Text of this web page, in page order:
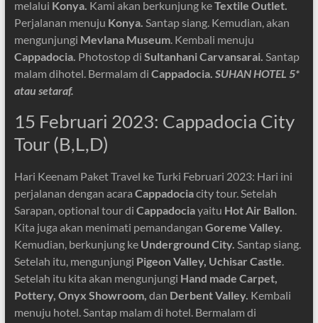
melalui Konya. Kami akan berkunjung keTextile Outlet.
Perjalanan menuju Konya. Santap siang. Kemudian, akan
mengunjungi Mevlana Museum. Kembali menuju
Cappadocia. Photostop di Sultanhani Carvansarai. Santap
malam dihotel. Bermalam di Cappadocia. SUHAN HOTEL 5*
atau setaraf.
15 Februari 2023: Cappadocia City
Tour (B,L,D)
Hari Keenam Paket Travel ke Turki Februari 2023: Hari ini
perjalanan dengan acara Cappadociacity tour. Setelah
Sarapan, optional tour di Cappadociayaitu Hot Air Ballon.
Kita juga akan menimati pemandangan Goreme Valley.
Kemudian, berkunjung ke Underground City. Santap siang.
Setelah itu, mengunjungi Pigeon Valley, Uchisar Castle.
Setelah itu kita akan mengunjungi Hand made Carpet,
Pottery, Onyx Showroom, dan Derbent Valley. Kembali
menuju hotel. Santap malam di hotel. Bermalam di